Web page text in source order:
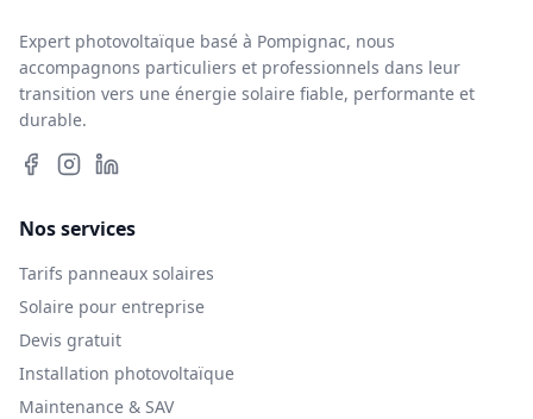
Expert photovoltaïque basé à Pompignac, nous
accompagnons particuliers et professionnels dans leur
transition vers une énergie solaire fiable, performante et
durable.
Nos services
Tarifs panneaux solaires
Solaire pour entreprise
Devis gratuit
Installation photovoltaïque
Maintenance & SAV